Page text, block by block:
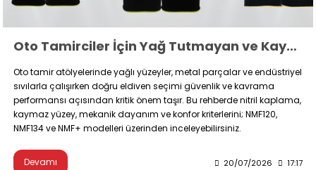
Oto Tamirciler İçin Yağ Tutmayan ve Kaymaz Eldiven Modelleri
Oto tamir atölyelerinde yağlı yüzeyler, metal parçalar ve endüstriyel
sıvılarla çalışırken doğru eldiven seçimi güvenlik ve kavrama
performansı açısından kritik önem taşır. Bu rehberde nitril kaplama,
kaymaz yüzey, mekanik dayanım ve konfor kriterlerini; NMF120,
NMF134 ve NMF+ modelleri üzerinden inceleyebilirsiniz.
Devamı 20/07/2026 17:17